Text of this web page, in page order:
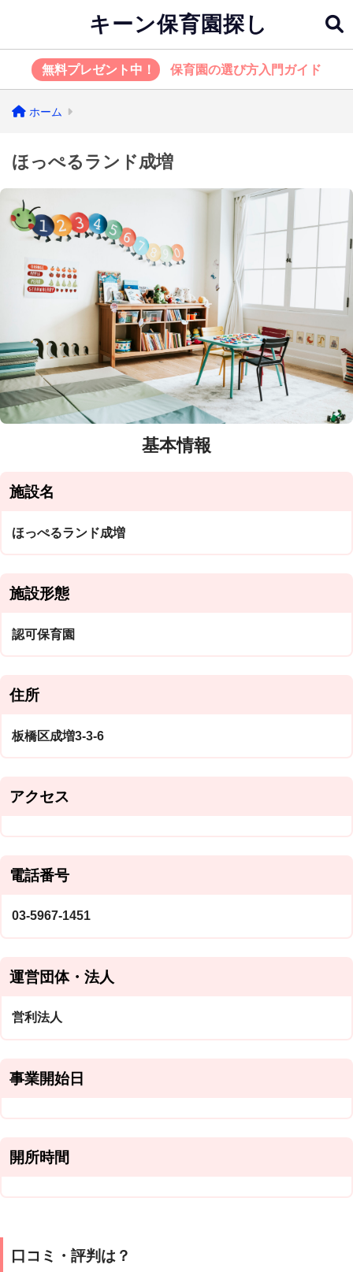
キーン保育園探し
無料プレゼント中！ 保育園の選び方入門ガイド
ホーム
ほっぺるランド成増
基本情報
施設名
ほっぺるランド成増
施設形態
認可保育園
住所
板橋区成増3-3-6
アクセス
電話番号
03-5967-1451
運営団体・法人
営利法人
事業開始日
開所時間
口コミ・評判は？